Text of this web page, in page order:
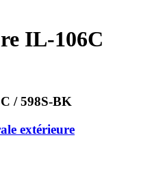
IL-106C
/ 598S-BK
extérieure